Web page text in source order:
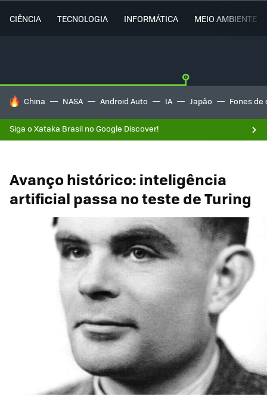
CIÊNCIA TECNOLOGIA INFORMÁTICA MEIO AMBIENTE
TENDÊNCIAS DO DIA
China NASA Android Auto IA Japão Fones de
Siga o Xataka Brasil no Google Discover!
Avanço histórico: inteligência
artificial passa no teste de Turing